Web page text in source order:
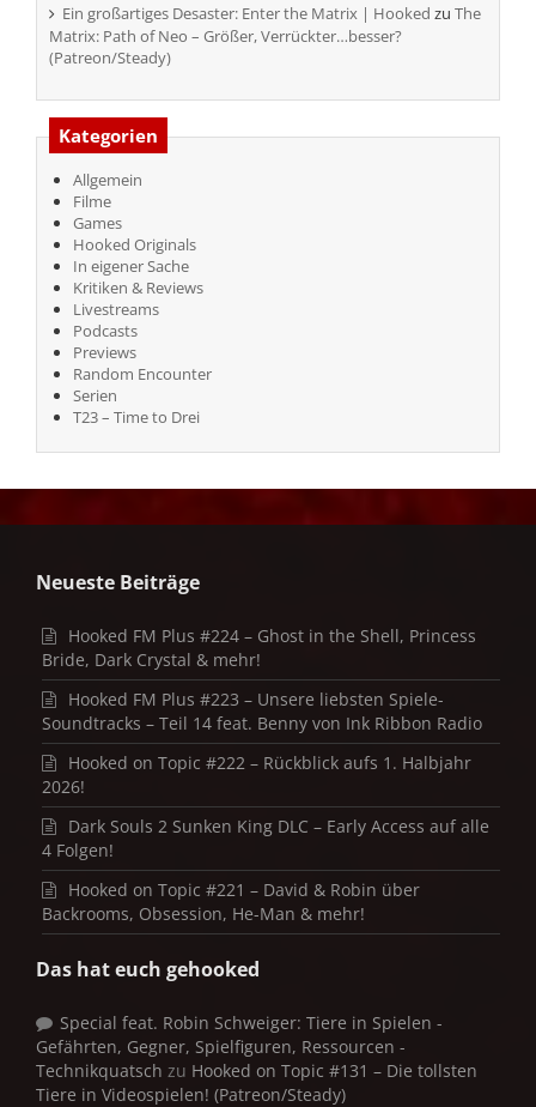
Ein großartiges Desaster: Enter the Matrix | Hooked zu The
Matrix: Path of Neo – Größer, Verrückter…besser?
(Patreon/Steady)
Kategorien
Allgemein
Filme
Games
Hooked Originals
In eigener Sache
Kritiken & Reviews
Livestreams
Podcasts
Previews
Random Encounter
Serien
T23 – Time to Drei
Neueste Beiträge
Hooked FM Plus #224 – Ghost in the Shell, Princess
Bride, Dark Crystal & mehr!
Hooked FM Plus #223 – Unsere liebsten Spiele-
Soundtracks – Teil 14 feat. Benny von Ink Ribbon Radio
Hooked on Topic #222 – Rückblick aufs 1. Halbjahr
2026!
Dark Souls 2 Sunken King DLC – Early Access auf alle
4 Folgen!
Hooked on Topic #221 – David & Robin über
Backrooms, Obsession, He-Man & mehr!
Das hat euch gehooked
Special feat. Robin Schweiger: Tiere in Spielen -
Gefährten, Gegner, Spielfiguren, Ressourcen -
Technikquatsch zu Hooked on Topic #131 – Die tollsten
Tiere in Videospielen! (Patreon/Steady)